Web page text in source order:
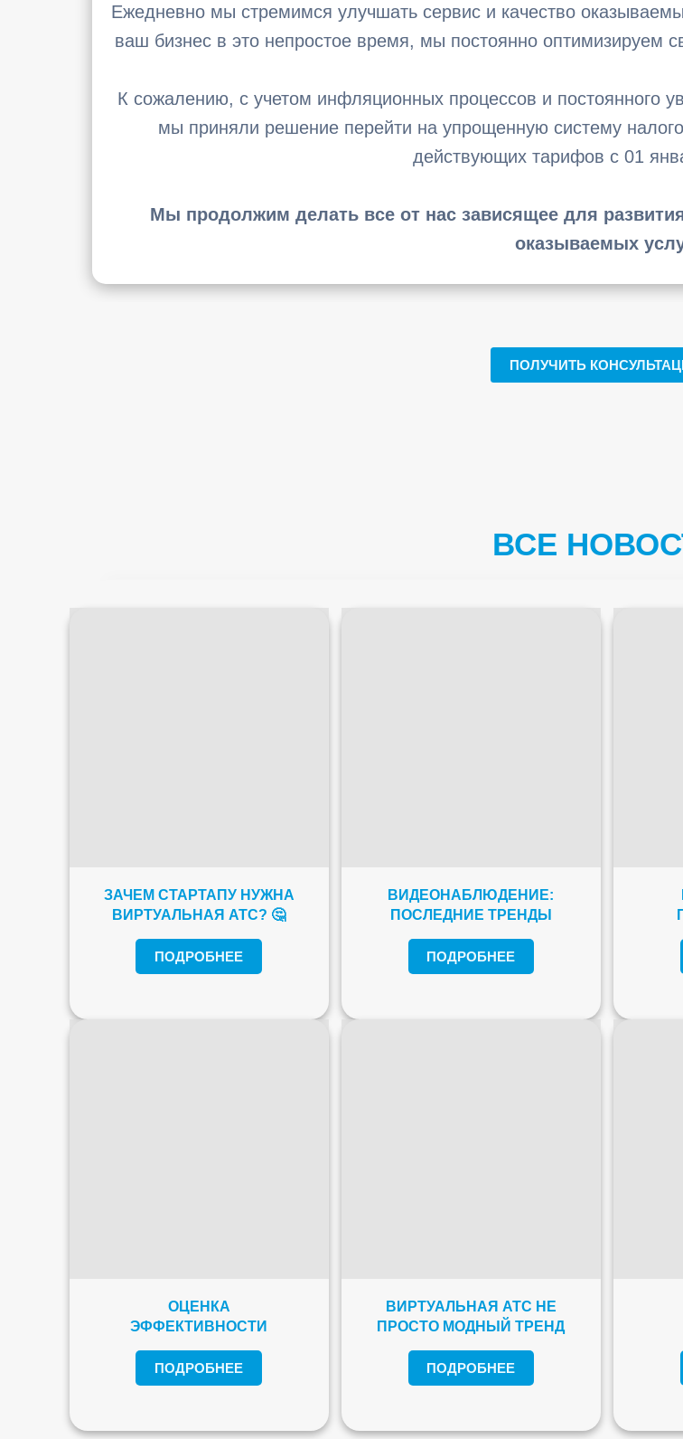
Ежедневно мы стремимся улучшать сервис и качество
ваш бизнес в это непростое время, мы постоянно оптимизируем
К сожалению, с учетом инфляционных процессов и постоянного
мы приняли решение перейти на упрощенную систему
действующих тарифов с 01
Мы продолжим делать все от нас зависящее для
оказываемых
ПОЛУЧИТЬ
ВСЕ
ЗАЧЕМ СТАРТАПУ НУЖНА
ВИРТУАЛЬНАЯ АТС? 🤔
ПОДРОБНЕЕ
ВИДЕОНАБЛЮДЕНИЕ:
ПОСЛЕДНИЕ ТРЕНДЫ
ПОДРОБНЕЕ
ОЦЕНКА
ЭФФЕКТИВНОСТИ
ПОДРОБНЕЕ
ВИРТУАЛЬНАЯ АТС НЕ
ПРОСТО МОДНЫЙ ТРЕНД
ПОДРОБНЕЕ